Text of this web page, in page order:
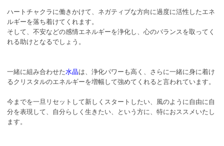
ハートチャクラに働きかけて、ネガティブな方向に過度に活性したエネ
ルギーを落ち着けてくれます。
そして、不安などの感情エネルギーを浄化し、心のバランスを取ってく
れる助けとなるでしょう。
一緒に組み合わせた水晶は、浄化パワーも高く、さらに一緒に身に着け
るクリスタルのエネルギーを増幅して強めてくれると言われています。
今までを一旦リセットして新しくスタートしたい、風のように自由に自
分を表現して、自分らしく生きたい、という方に、特におススメいたし
ます。